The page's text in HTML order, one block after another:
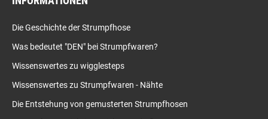
Die Geschichte der Strumpfhose
Was bedeutet "DEN" bei Strumpfwaren?
Wissenswertes zu wigglesteps
Wissenswertes zu Strumpfwaren - Nähte
Die Entstehung von gemusterten Strumpfhosen